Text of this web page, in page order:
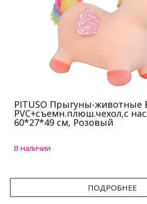
PITUSO Прыгуны-животные
PVC+съемн.плюш.чехол,с
60*27*49 см, Розовый
В наличии
ПОДРОБНЕЕ